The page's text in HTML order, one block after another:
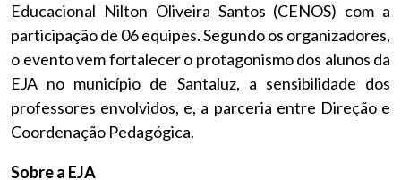
Educacional Nilton Oliveira Santos (CENOS) com a
participação de 06 equipes. Segundo os organizadores,
o evento vem fortalecer o protagonismo dos alunos da
EJA no município de Santaluz, a sensibilidade dos
professores envolvidos, e, a parceria entre Direção e
Coordenação Pedagógica.
Sobre a EJA